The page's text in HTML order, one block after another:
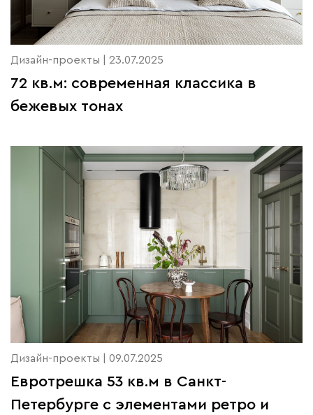
Дизайн-проекты | 23.07.2025
72 кв.м: современная классика в
бежевых тонах
Дизайн-проекты | 09.07.2025
Евротрешка 53 кв.м в Санкт-
Петербурге с элементами ретро и